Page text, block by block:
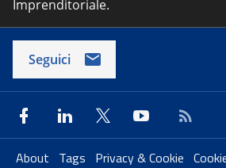
Imprenditoriale.
Seguici
About Tags Privacy & Cookie